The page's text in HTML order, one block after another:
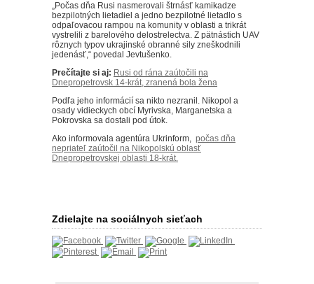
„Počas dňa Rusi nasmerovali štrnásť kamikadze
bezpilotných lietadiel a jedno bezpilotné lietadlo s
odpaľovacou rampou na komunity v oblasti a trikrát
vystrelili z barelového delostrelectva. Z pätnástich UAV
rôznych typov ukrajinské obranné sily zneškodnili
jedenásť,“ povedal Jevtušenko.
Prečítajte si aj: Rusi od rána zaútočili na
Dnepropetrovsk 14-krát, zranená bola žena
Podľa jeho informácií sa nikto nezranil. Nikopol a
osady vidieckych obcí Myrivska, Marganetska a
Pokrovska sa dostali pod útok.
Ako informovala agentúra Ukrinform, počas dňa
nepriateľ zaútočil na Nikopolskú oblasť
Dnepropetrovskej oblasti 18-krát.
Zdielajte na sociálnych sieťach